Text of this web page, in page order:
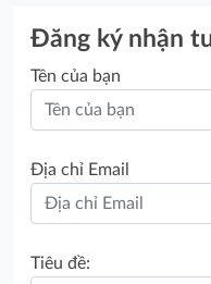
Đăng ký nhận
Tên của bạn
Địa chỉ Email
Tiêu đề: